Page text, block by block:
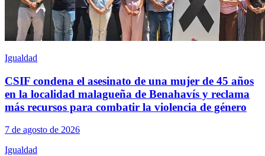
Igualdad
CSIF condena el asesinato de una mujer de 45 años
en la localidad malagueña de Benahavís y reclama
más recursos para combatir la violencia de género
7 de agosto de 2026
Igualdad